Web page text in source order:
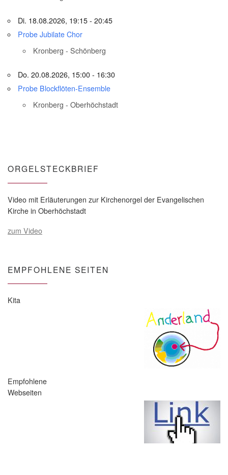
Di. 18.08.2026, 19:15 - 20:45
Probe Jubilate Chor
Kronberg - Schönberg
Do. 20.08.2026, 15:00 - 16:30
Probe Blockflöten-Ensemble
Kronberg - Oberhöchstadt
ORGELSTECKBRIEF
Video mit Erläuterungen zur Kirchenorgel der Evangelischen
Kirche in Oberhöchstadt
zum Video
EMPFOHLENE SEITEN
Kita
Empfohlene
Webseiten